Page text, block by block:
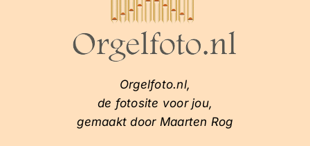
Orgelfoto.nl,
de fotosite voor jou,
gemaakt door Maarten Rog